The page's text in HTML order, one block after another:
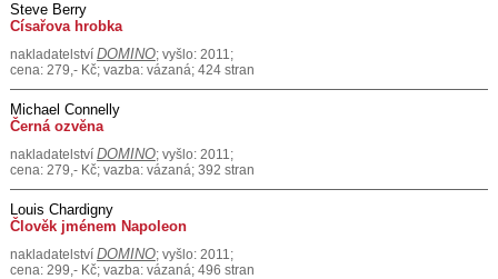
Steve Berry
Císařova hrobka
nakladatelství DOMINO; vyšlo: 2011;
cena: 279,- Kč; vazba: vázaná; 424 stran
Michael Connelly
Černá ozvěna
nakladatelství DOMINO; vyšlo: 2011;
cena: 279,- Kč; vazba: vázaná; 392 stran
Louis Chardigny
Člověk jménem Napoleon
nakladatelství DOMINO; vyšlo: 2011;
cena: 299,- Kč; vazba: vázaná; 496 stran